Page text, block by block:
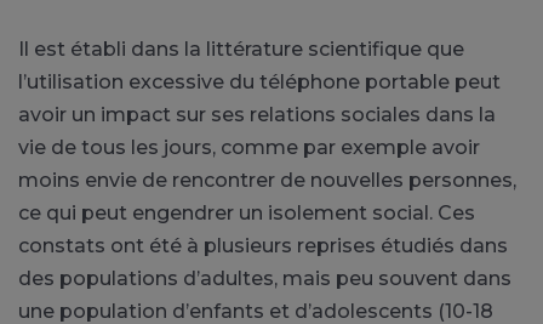
Il est établi dans la littérature scientifique que
l’utilisation excessive du téléphone portable peut
avoir un impact sur ses relations sociales dans la
vie de tous les jours, comme par exemple avoir
moins envie de rencontrer de nouvelles personnes,
ce qui peut engendrer un isolement social. Ces
constats ont été à plusieurs reprises étudiés dans
des populations d’adultes, mais peu souvent dans
une population d’enfants et d’adolescents (10-18